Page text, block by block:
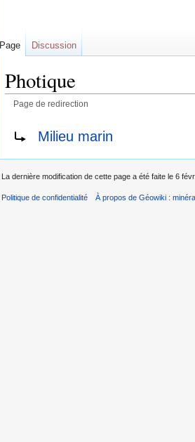
Photique
Page de redirection
Rediriger vers :Milieu marin
Page Discussion
La dernière modification de cette page a été faite le 6
Politique de confidentialité À propos de Géowiki :